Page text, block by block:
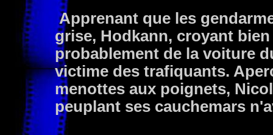
Apprenant que les
grise, Hodkann, croyant
probablement de la voiture
victime des trafiquants.
menottes aux poignets,
peuplant ses cauchemars